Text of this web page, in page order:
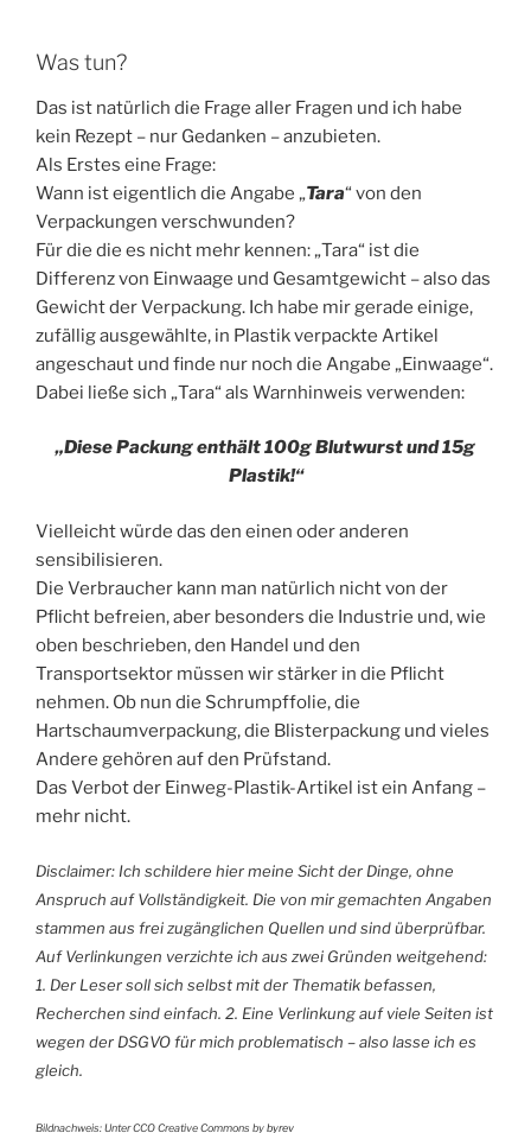
Was tun?
Das ist natürlich die Frage aller Fragen und ich habe
kein Rezept – nur Gedanken – anzubieten.
Als Erstes eine Frage:
Wann ist eigentlich die Angabe „Tara“ von den
Verpackungen verschwunden?
Für die die es nicht mehr kennen: „Tara“ ist die
Differenz von Einwaage und Gesamtgewicht – also das
Gewicht der Verpackung. Ich habe mir gerade einige,
zufällig ausgewählte, in Plastik verpackte Artikel
angeschaut und finde nur noch die Angabe „Einwaage“.
Dabei ließe sich „Tara“ als Warnhinweis verwenden:
„Diese Packung enthält 100g Blutwurst und 15g
Plastik!“
Vielleicht würde das den einen oder anderen
sensibilisieren.
Die Verbraucher kann man natürlich nicht von der
Pflicht befreien, aber besonders die Industrie und, wie
oben beschrieben, den Handel und den
Transportsektor müssen wir stärker in die Pflicht
nehmen. Ob nun die Schrumpffolie, die
Hartschaumverpackung, die Blisterpackung und vieles
Andere gehören auf den Prüfstand.
Das Verbot der Einweg-Plastik-Artikel ist ein Anfang –
mehr nicht.
Disclaimer: Ich schildere hier meine Sicht der Dinge, ohne
Anspruch auf Vollständigkeit. Die von mir gemachten Angaben
stammen aus frei zugänglichen Quellen und sind überprüfbar.
Auf Verlinkungen verzichte ich aus zwei Gründen weitgehend:
1. Der Leser soll sich selbst mit der Thematik befassen,
Recherchen sind einfach. 2. Eine Verlinkung auf viele Seiten ist
wegen der DSGVO für mich problematisch – also lasse ich es
gleich.
Bildnachweis: Unter CCO Creative Commons bybyrev